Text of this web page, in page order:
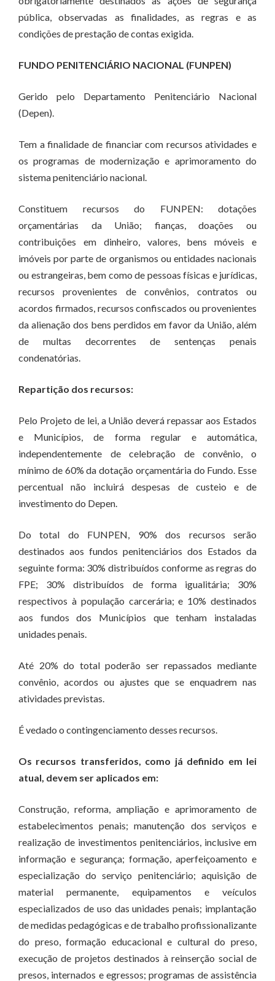
pública, observadas as finalidades, as regras e as
condições de prestação de contas exigida.
FUNDO PENITENCIÁRIO NACIONAL (FUNPEN)
Gerido pelo Departamento Penitenciário Nacional
(Depen).
Tem a finalidade de financiar com recursos atividades e
os programas de modernização e aprimoramento do
sistema penitenciário nacional.
Constituem recursos do FUNPEN: dotações
orçamentárias da União; fianças, doações ou
contribuições em dinheiro, valores, bens móveis e
imóveis por parte de organismos ou entidades nacionais
ou estrangeiras, bem como de pessoas físicas e jurídicas,
recursos provenientes de convênios, contratos ou
acordos firmados, recursos confiscados ou provenientes
da alienação dos bens perdidos em favor da União, além
de multas decorrentes de sentenças penais
condenatórias.
Repartição dos recursos:
Pelo Projeto de lei, a União deverá repassar aos Estados
e Municípios, de forma regular e automática,
independentemente de celebração de convênio, o
mínimo de 60% da dotação orçamentária do Fundo. Esse
percentual não incluirá despesas de custeio e de
investimento do Depen.
Do total do FUNPEN, 90% dos recursos serão
destinados aos fundos penitenciários dos Estados da
seguinte forma: 30% distribuídos conforme as regras do
FPE; 30% distribuídos de forma igualitária; 30%
respectivos à população carcerária; e 10% destinados
aos fundos dos Municípios que tenham instaladas
unidades penais.
Até 20% do total poderão ser repassados mediante
convênio, acordos ou ajustes que se enquadrem nas
atividades previstas.
É vedado o contingenciamento desses recursos.
Os recursos transferidos, como já definido em lei
atual, devem ser aplicados em:
Construção, reforma, ampliação e aprimoramento de
estabelecimentos penais; manutenção dos serviços e
realização de investimentos penitenciários, inclusive em
informação e segurança; formação, aperfeiçoamento e
especialização do serviço penitenciário; aquisição de
material permanente, equipamentos e veículos
especializados de uso das unidades penais; implantação
de medidas pedagógicas e de trabalho profissionalizante
do preso, formação educacional e cultural do preso,
execução de projetos destinados à reinserção social de
presos, internados e egressos; programas de assistência